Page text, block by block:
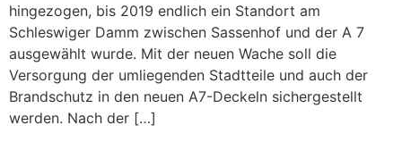
hingezogen, bis 2019 endlich ein Standort am
Schleswiger Damm zwischen Sassenhof und der A 7
ausgewählt wurde. Mit der neuen Wache soll die
Versorgung der umliegenden Stadtteile und auch der
Brandschutz in den neuen A7-Deckeln sichergestellt
werden. Nach der […]